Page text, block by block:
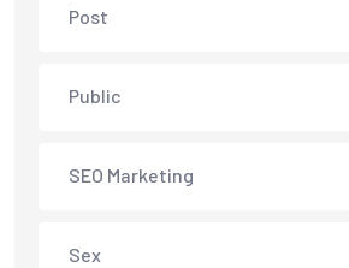
Post
Public
SEO Marketing
Sex